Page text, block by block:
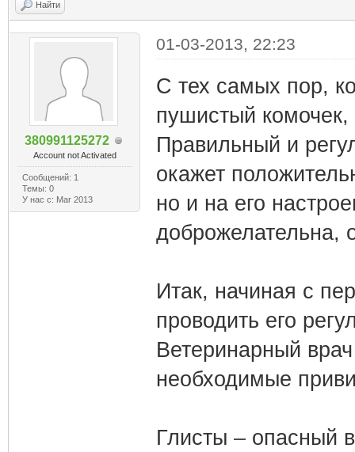
Найти
380991125272
Account not Activated
Сообщений: 1
Темы: 0
У нас с: Mar 2013
01-03-2013, 22:23
С тех самых пор,
пушистый комочек,
Правильный и
окажет
но и на его
доброжелательна,
Итак, начиная с
проводить его
Ветеринарный
необходимые
Глисты – опасный